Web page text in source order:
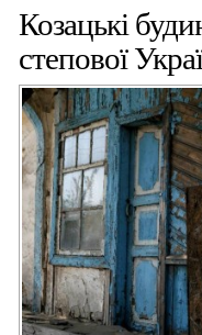
Козацькі
степової